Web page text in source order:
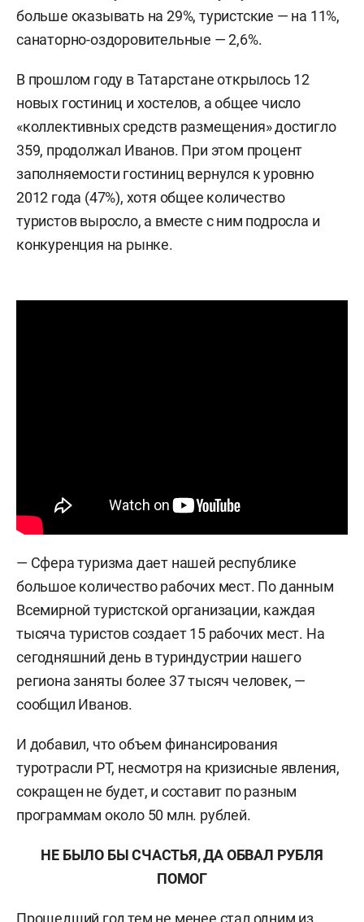
больше оказывать на 29%, туристские — на 11%,
санаторно-оздоровительные — 2,6%.
В прошлом году в Татарстане открылось 12
новых гостиниц и хостелов, а общее число
«коллективных средств размещения» достигло
359, продолжал Иванов. При этом процент
заполняемости гостиниц вернулся к уровню
2012 года (47%), хотя общее количество
туристов выросло, а вместе с ним подросла и
конкуренция на рынке.
— Сфера туризма дает нашей республике
большое количество рабочих мест. По данным
Всемирной туристской организации, каждая
тысяча туристов создает 15 рабочих мест. На
сегодняшний день в туриндустрии нашего
региона заняты более 37 тысяч человек, —
сообщил Иванов.
И добавил, что объем финансирования
туротрасли РТ, несмотря на кризисные явления,
сокращен не будет, и составит по разным
программам около 50 млн. рублей.
НЕ БЫЛО БЫ СЧАСТЬЯ, ДА ОБВАЛ РУБЛЯ
ПОМОГ
Прошедший год тем не менее стал одним из